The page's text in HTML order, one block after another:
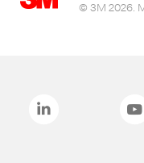
© 3M 2026.